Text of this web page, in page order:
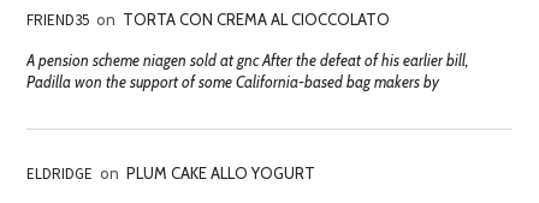
FRIEND35 on TORTA CON CREMA AL CIOCCOLATO
A pension scheme niagen sold at gnc After the defeat of his earlier bill,
Padilla won the support of some California-based bag makers by
ELDRIDGE on PLUM CAKE ALLO YOGURT